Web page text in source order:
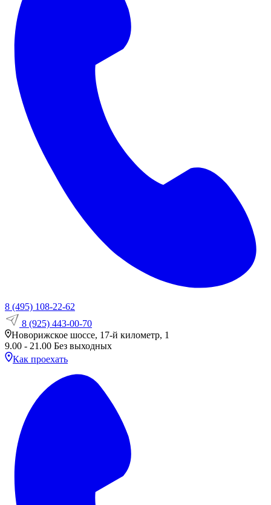
8 (495) 108-22-62
8 (925) 443-00-70
Новорижское шоссе, 17-й километр, 1
9.00 - 21.00 Без выходных
Как проехать